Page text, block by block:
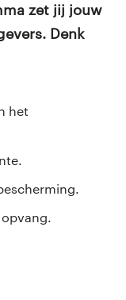
zet jij jouw
Denk
het